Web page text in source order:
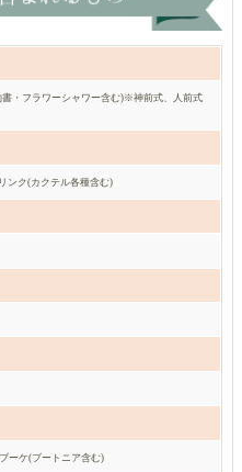
・フラワーシャワー含む)※神前式、人前式
ンク(カクテル各種含む)
ーケ(ブートニア含む)